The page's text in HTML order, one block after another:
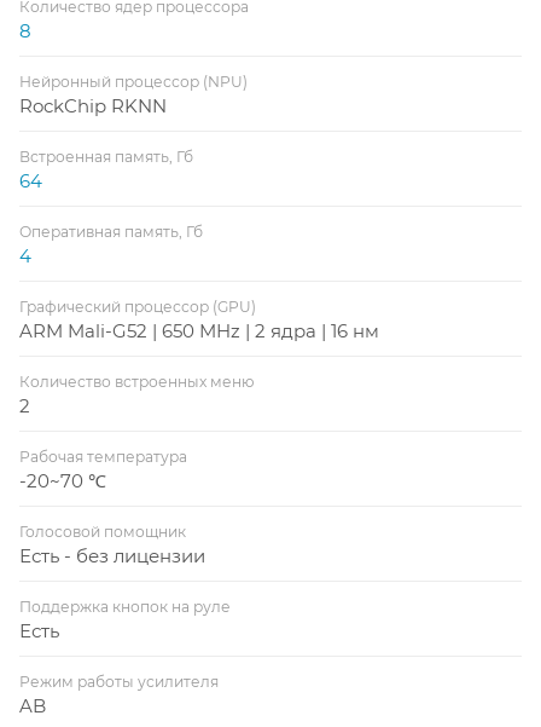
Количество ядер процессора
8
Нейронный процессор (NPU)
RockChip RKNN
Встроенная память, Гб
64
Оперативная память, Гб
4
Графический процессор (GPU)
ARM Mali-G52 | 650 MHz | 2 ядра | 16 нм
Количество встроенных меню
2
Рабочая температура
-20~70 ℃
Голосовой помощник
Есть - без лицензии
Поддержка кнопок на руле
Есть
Режим работы усилителя
AB